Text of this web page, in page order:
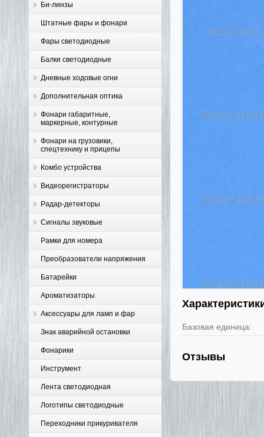
Би-линзы
Штатные фары и фонари
Фары светодиодные
Балки светодиодные
Дневные ходовые огни
Дополнительная оптика
Фонари габаритные,
маркерные, контурные
Фонари на грузовики,
спецтехнику и прицепы
Комбо устройства
Видеорегистраторы
Радар-детекторы
Сигналы звуковые
Рамки для номера
Преобразователи напряжения
Батарейки
Ароматизаторы
Аксессуары для ламп и фар
Знак аварийной остановки
Фонарики
Инструмент
Лента светодиодная
Логотипы светодиодные
Переходники прикуривателя
Базовая единица:
Отзывы